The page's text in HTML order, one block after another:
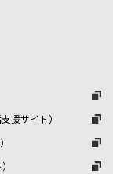
援サイト）